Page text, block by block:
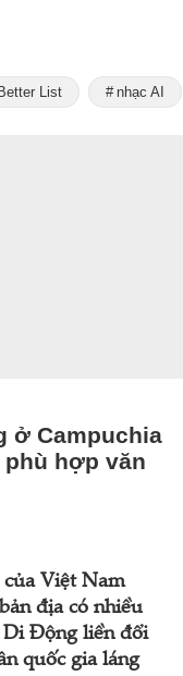
List nhạc AI
ở Campuchia
hợp văn
Việt Nam
địa có nhiều
Di Động liền đổi
quốc gia láng